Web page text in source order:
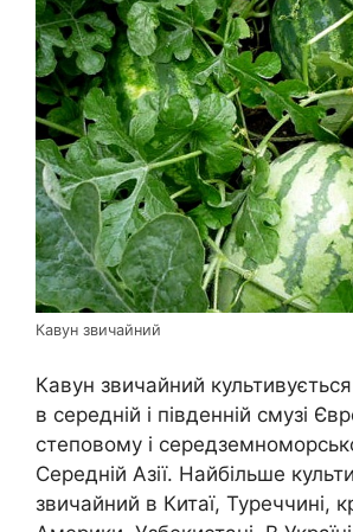
Кавун звичайний
Кавун звичайний
в середній і південній смузі
степовому і
Середній Азії. Найбільше
звичайний в Китаї, Туреччині,